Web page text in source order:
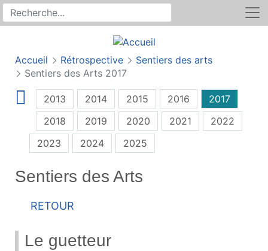
Recherche sur le site
Rechercher
Accueil Rétrospective
Sentiers des arts
Sentiers des Arts 2017
2013 2014 2015 2016
2017
2018
2019 2020 2021
2022
2023
2024 2025
Sentiers des Arts
Retour
Le guetteur